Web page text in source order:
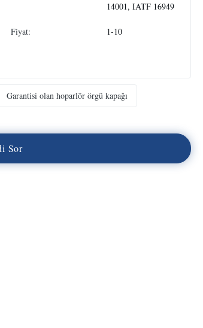
14001, IATF 16949
Fiyat: 1-10
Garantisi olan hoparlör örgü kapağı
i Sor